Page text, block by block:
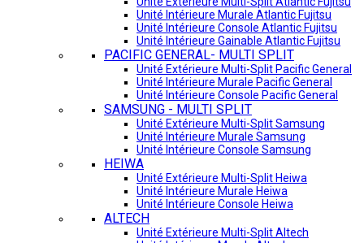
Unité Intérieure Murale Atlantic Fujitsu
Unité Intérieure Console Atlantic Fujitsu
Unité Intérieure Gainable Atlantic Fujitsu
PACIFIC GENERAL- MULTI SPLIT
Unité Extérieure Multi-Split Pacific General
Unité Intérieure Murale Pacific General
Unité Intérieure Console Pacific General
SAMSUNG - MULTI SPLIT
Unité Extérieure Multi-Split Samsung
Unité Intérieure Murale Samsung
Unité Intérieure Console Samsung
HEIWA
Unité Extérieure Multi-Split Heiwa
Unité Intérieure Murale Heiwa
Unité Intérieure Console Heiwa
ALTECH
Unité Extérieure Multi-Split Altech